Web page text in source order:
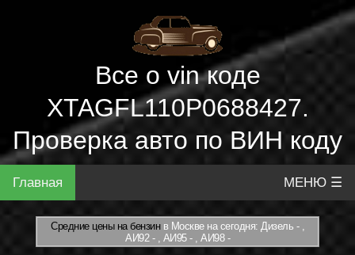
Все о vin коде
XTAGFL110P0688427.
Проверка авто по ВИН коду
Главная МЕНЮ ☰
Средние цены на бензинв Москве на сегодня: Дизель - ,
АИ92 - , АИ95 - , АИ98 -